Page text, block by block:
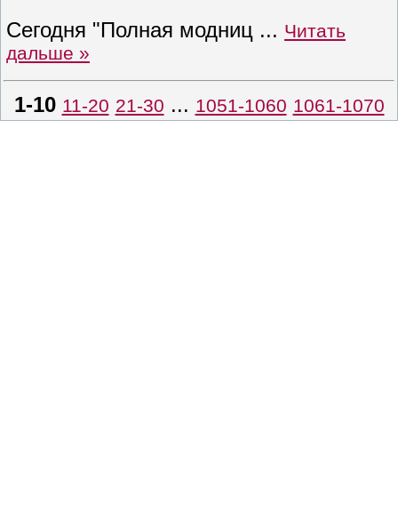
Сегодня "Полная модниц ... Читать
дальше »
1-10 11-20 21-30 ... 1051-1060 1061-1070